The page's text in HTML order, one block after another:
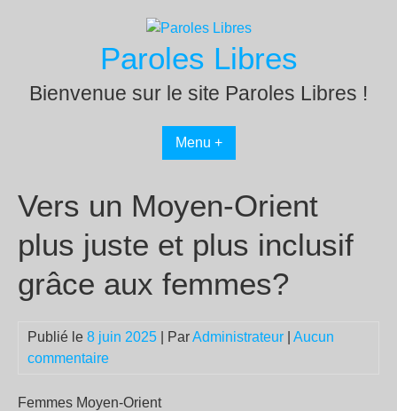
Paroles Libres
Bienvenue sur le site Paroles Libres !
Menu +
Vers un Moyen-Orient
plus juste et plus inclusif
grâce aux femmes?
Publié le 8 juin 2025 | ParAdministrateur
Aucun
commentaire
Femmes Moyen-Orient